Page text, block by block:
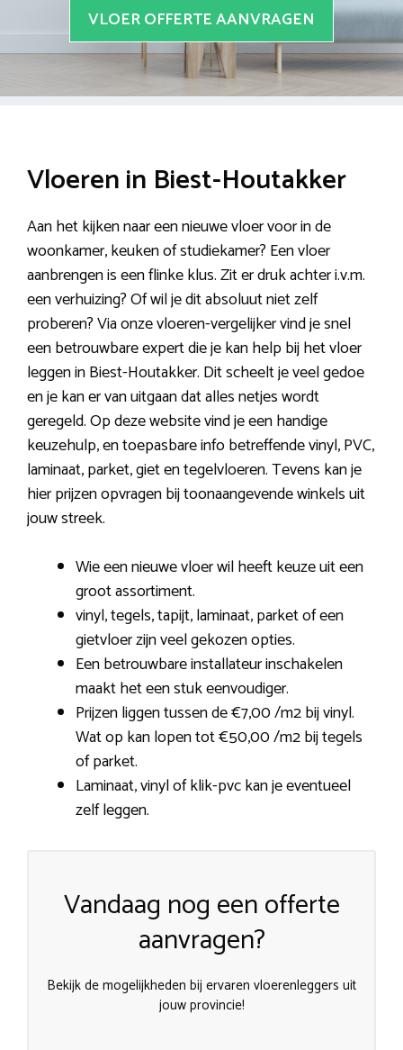
VLOER OFFERTE AANVRAGEN
Vloeren in Biest-Houtakker
Aan het kijken naar een nieuwe vloer voor in de
woonkamer, keuken of studiekamer? Een vloer
aanbrengen is een flinke klus. Zit er druk achter i.v.m.
een verhuizing? Of wil je dit absoluut niet zelf
proberen? Via onze vloeren-vergelijker vind je snel
een betrouwbare expert die je kan help bij het vloer
leggen in Biest-Houtakker. Dit scheelt je veel gedoe
en je kan er van uitgaan dat alles netjes wordt
geregeld. Op deze website vind je een handige
keuzehulp, en toepasbare info betreffende vinyl, PVC,
laminaat, parket, giet en tegelvloeren. Tevens kan je
hier prijzen opvragen bij toonaangevende winkels uit
jouw streek.
Wie een nieuwe vloer wil heeft keuze uit een
groot assortiment.
vinyl, tegels, tapijt, laminaat, parket of een
gietvloer zijn veel gekozen opties.
Een betrouwbare installateur inschakelen
maakt het een stuk eenvoudiger.
Prijzen liggen tussen de €7,00 /m2 bij vinyl.
Wat op kan lopen tot €50,00 /m2 bij tegels
of parket.
Laminaat, vinyl of klik-pvc kan je eventueel
zelf leggen.
Vandaag nog een offerte
aanvragen?
Bekijk de mogelijkheden bij ervaren vloerenleggers uit
jouw provincie!